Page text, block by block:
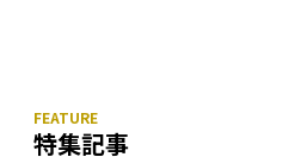
特集記事